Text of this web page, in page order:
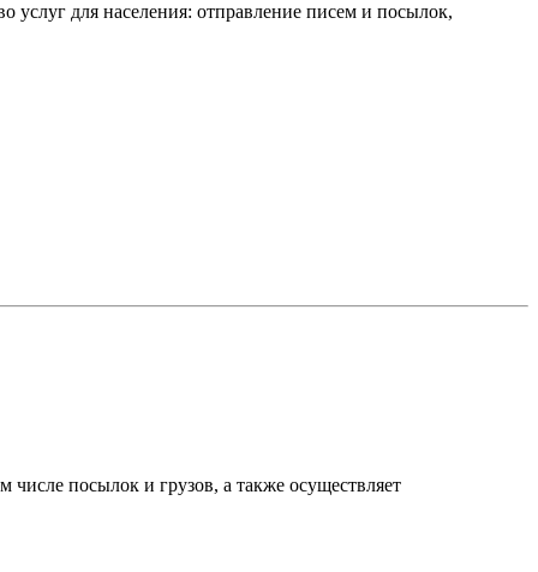
для населения: отправление писем и посылок,
посылок и грузов, а также осуществляет